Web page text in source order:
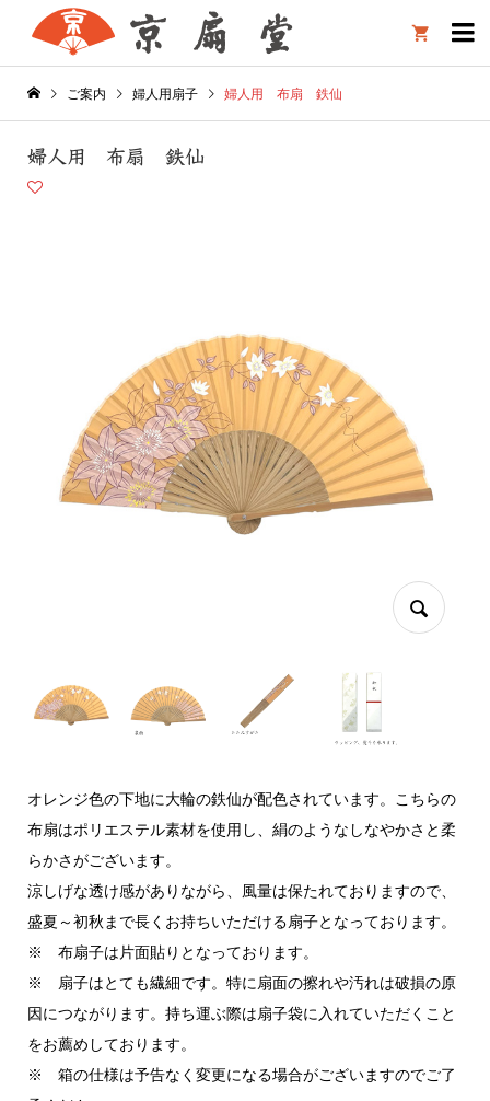

ご案内 婦人用扇子 婦人用 布扇 鉄仙
婦人用 布扇 鉄仙
オレンジ色の下地に大輪の鉄仙が配色されています。こちらの
布扇はポリエステル素材を使用し、絹のようなしなやかさと柔
らかさがございます。
涼しげな透け感がありながら、風量は保たれておりますので、
盛夏～初秋まで長くお持ちいただける扇子となっております。
※ 布扇子は片面貼りとなっております。
※ 扇子はとても繊細です。特に扇面の擦れや汚れは破損の原
因につながります。持ち運ぶ際は扇子袋に入れていただくこと
をお薦めしております。
※ 箱の仕様は予告なく変更になる場合がございますのでご了